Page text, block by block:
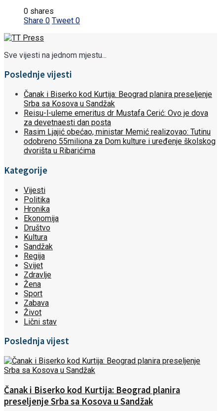
0 shares
Share 0 Tweet 0
Sve vijesti na jednom mjestu...
Poslednje vijesti
Čanak i Biserko kod Kurtija: Beograd planira preseljenje
Srba sa Kosova u Sandžak
Reisu-l-uleme emeritus dr Mustafa Cerić: Ovo je dova
za devetnaesti dan posta
Rasim Ljajić obećao, ministar Memić realizovao: Tutinu
odobreno 55miliona za Dom kulture i uređenje školskog
dvorišta u Ribarićima
Kategorije
Vijesti
Politika
Hronika
Ekonomija
Društvo
Kultura
Sandžak
Regija
Svijet
Zdravlje
Žena
Sport
Zabava
Život
Lični stav
Poslednja vijest
Čanak i Biserko kod Kurtija: Beograd planira
preseljenje Srba sa Kosova u Sandžak